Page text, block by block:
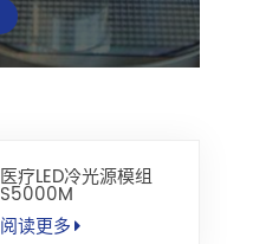
医疗LED冷光源模组
S5000M
阅读更多